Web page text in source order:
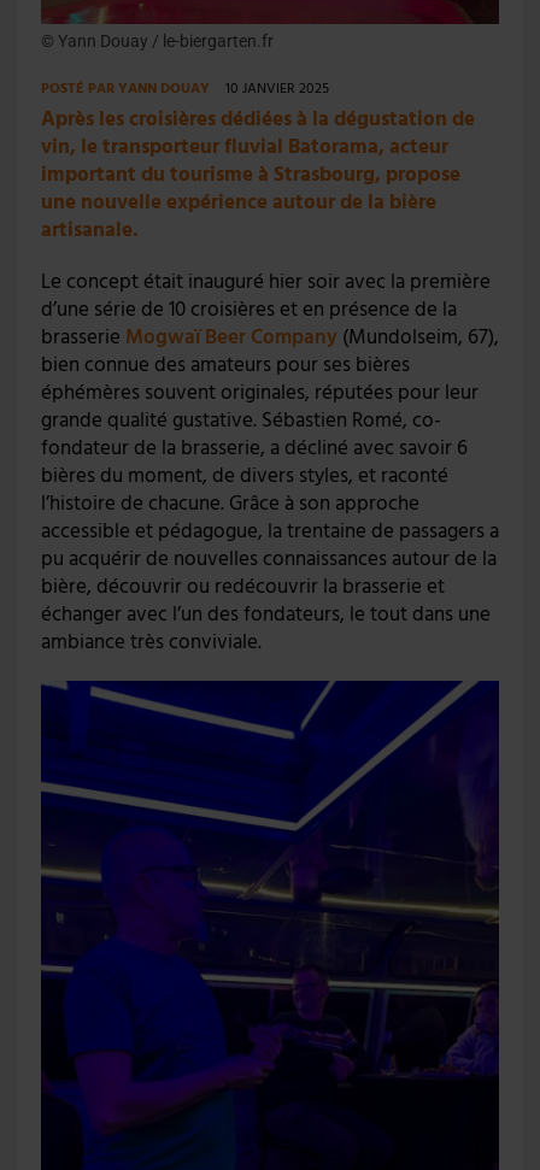
© Yann Douay / le-biergarten.fr
POSTÉ PARYANN DOUAY 10 JANVIER 2025
Après les croisières dédiées à la dégustation de
vin, le transporteur fluvial Batorama, acteur
important du tourisme à Strasbourg, propose
une nouvelle expérience autour de la bière
artisanale.
Le concept était inauguré hier soir avec la première
d’une série de 10 croisières et en présence de la
brasserie Mogwaï Beer Company(Mundolseim, 67),
bien connue des amateurs pour ses bières
éphémères souvent originales, réputées pour leur
grande qualité gustative. Sébastien Romé, co-
fondateur de la brasserie, a décliné avec savoir 6
bières du moment, de divers styles, et raconté
l’histoire de chacune. Grâce à son approche
accessible et pédagogue, la trentaine de passagers a
pu acquérir de nouvelles connaissances autour de la
bière, découvrir ou redécouvrir la brasserie et
échanger avec l’un des fondateurs, le tout dans une
ambiance très conviviale.